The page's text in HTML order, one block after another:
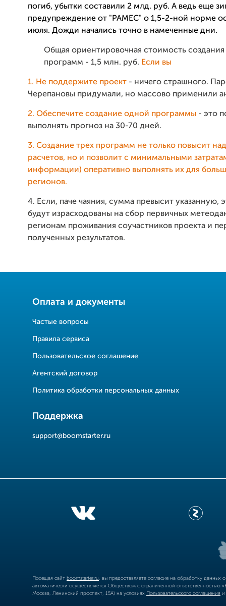
погиб, убытки составили 2 млд. руб. А ведь еще
предупреждение от "РАМЕС" о 1,5-2-ной норме
июля. Дожди начались точно в намеченные дни.
Общая ориентировочная стоимость создания
программ - 1,5 млн. руб. Если вы
1. Не поддержите проект - ничего страшного.
Черепановы придумали, но массово применили
2. Обеспечите создание одной программы - это
выполнять прогноз на 30-70 дней.
3. Создание трех программ не только повысит
расчетов, но и позволит с минимальными
информации) оперативно выполнять их для
регионов.
4. Если, паче чаяния, сумма превысит указанную,
будут израсходованы на сбор первичных
регионам проживания соучастников проекта и
полученных результатов.
Оплата и документы
Частые вопросы
Правила сервиса
Пользовательское соглашение
Агентский договор
Политика обработки персональных данных
Поддержка
support@boomstarter.ru
Посещая сайт boomstarter.ru , вы предоставляете согласие на обработку
автоматически осуществляется Обществом с ограниченной
Москва, Ленинский проспект, 15А) на условиях Пользовательского соглашения и